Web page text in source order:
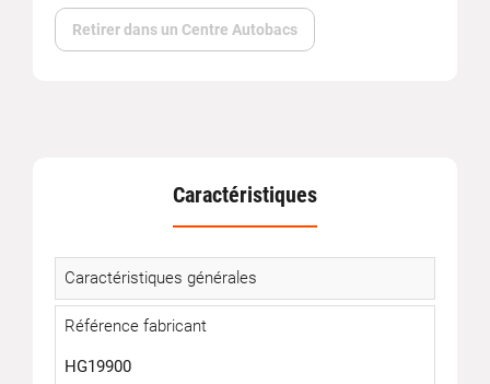
Retirer dans un Centre Autobacs
Caractéristiques
Caractéristiques générales
Référence fabricant
HG19900